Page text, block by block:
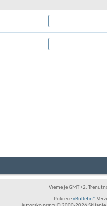
Vreme je GMT +2.
PokrećevBulletin®